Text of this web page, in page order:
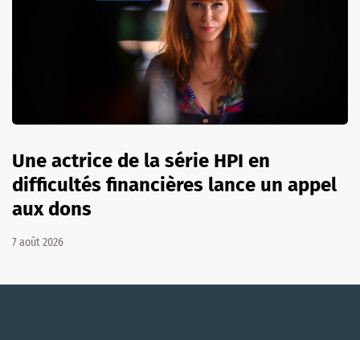
Une actrice de la série HPI en
difficultés financières lance un appel
aux dons
7 août 2026